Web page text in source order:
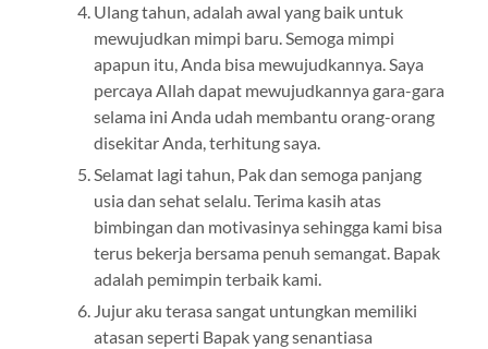
Ulang tahun, adalah awal yang baik untuk
mewujudkan mimpi baru. Semoga mimpi
apapun itu, Anda bisa mewujudkannya. Saya
percaya Allah dapat mewujudkannya gara-gara
selama ini Anda udah membantu orang-orang
disekitar Anda, terhitung saya.
Selamat lagi tahun, Pak dan semoga panjang
usia dan sehat selalu. Terima kasih atas
bimbingan dan motivasinya sehingga kami bisa
terus bekerja bersama penuh semangat. Bapak
adalah pemimpin terbaik kami.
Jujur aku terasa sangat untungkan memiliki
atasan seperti Bapak yang senantiasa